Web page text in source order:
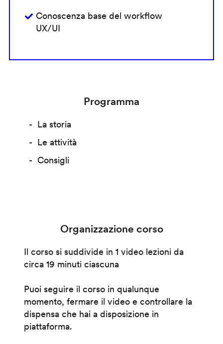
Conoscenza base del workflow
UX/UI
Programma
La storia
Le attività
Consigli
Organizzazione corso
Il corso si suddivide in 1 video lezioni da
circa 19 minuti ciascuna
Puoi seguire il corso in qualunque
momento, fermare il video e controllare la
dispensa che hai a disposizione in
piattaforma.